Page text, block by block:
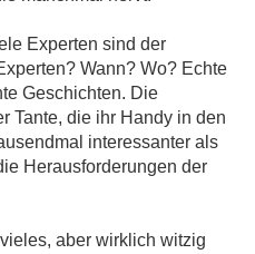
Experten sind der
Wann? Wo? Echte
Geschichten. Die
Tante, die ihr Handy in den
interessanter als
Herausforderungen der
aber wirklich witzig